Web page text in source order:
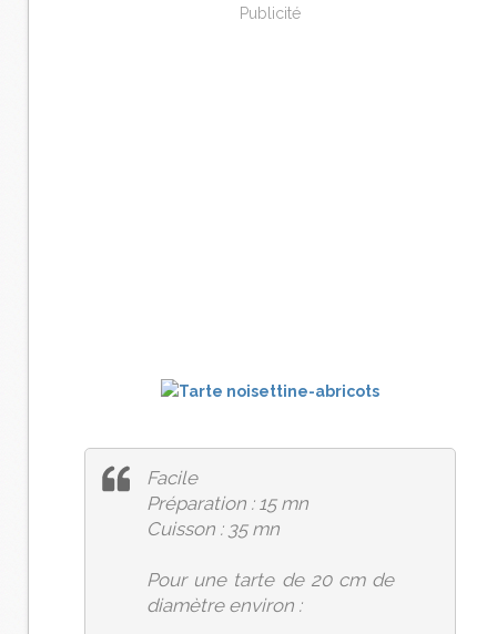
Publicité
Facile
Préparation : 15 mn
Cuisson : 35 mn
Pour une tarte de 20 cm de
diamètre environ :